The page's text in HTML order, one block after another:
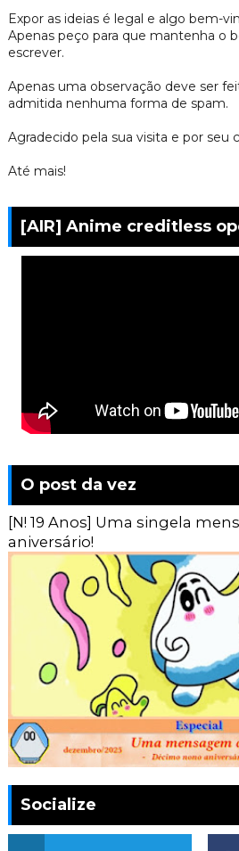
Expor as ideias é legal e algo bem-
Apenas peço para que mantenha o
escrever.
Apenas uma observação deve ser
admitida nenhuma forma de spam.
Agradecido pela sua visita e por seu
Até mais!
[AIR] Anime creditless
O post da vez
[N! 19 Anos] Uma singela
aniversário!
Socialize